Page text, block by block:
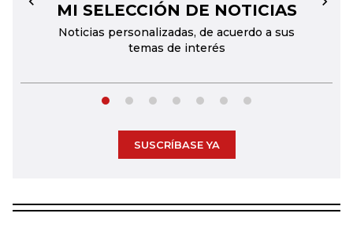
MI SELECCIÓN DE NOTICIAS
Noticias personalizadas, de acuerdo a sus
temas de interés
← →
SUSCRÍBASE YA